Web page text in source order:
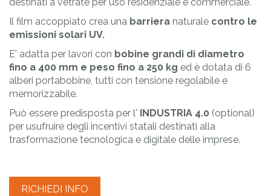
Il film accoppiato crea una barriera naturale contro le
emissioni solari UV.
E' adatta per lavori con bobine grandi di diametro
fino a 400 mm e peso fino a 250 kg ed è dotata di 6
alberi portabobine, tutti con tensione regolabile e
memorizzabile.
Può essere predisposta per l' INDUSTRIA 4.0 (optional)
per usufruire degli incentivi statali destinati alla
trasformazione tecnologica e digitale delle imprese.
RICHIEDI INFO